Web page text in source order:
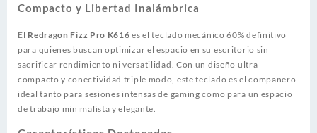
Compacto y Libertad Inalámbrica
El Redragon Fizz Pro K616 es el teclado mecánico 60% definitivo
para quienes buscan optimizar el espacio en su escritorio sin
sacrificar rendimiento ni versatilidad. Con un diseño ultra
compacto y conectividad triple modo, este teclado es el compañero
ideal tanto para sesiones intensas de gaming como para un espacio
de trabajo minimalista y elegante.